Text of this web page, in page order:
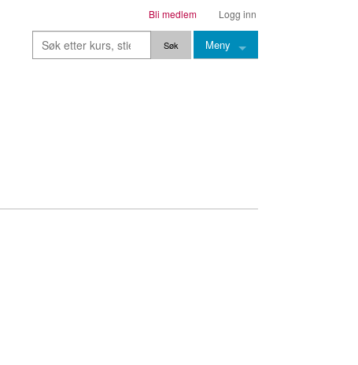
Logg inn
Bli medlem
Meny
Stemming